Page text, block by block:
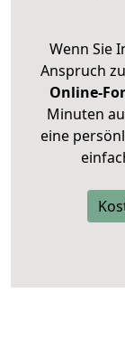
Wenn Sie
Anspruch
Online-
Minuten
eine